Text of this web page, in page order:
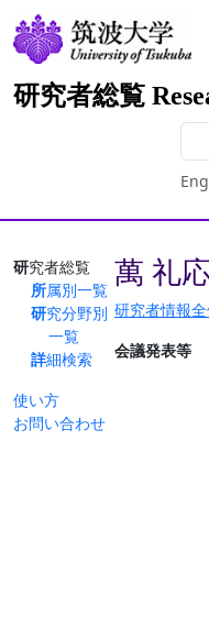
研究者総覧
研究者総覧
所属別一覧
研究分野別
一覧
詳細検索
使い方
お問い合わせ
萬 礼
研究者情報
会議発表等